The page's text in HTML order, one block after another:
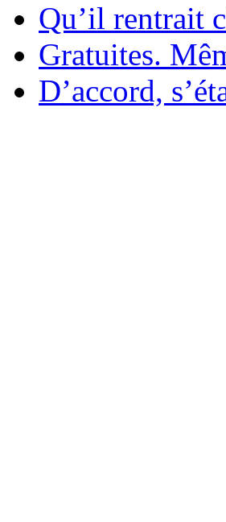
Qu’il rentrait
Gratuites.
D’accord,